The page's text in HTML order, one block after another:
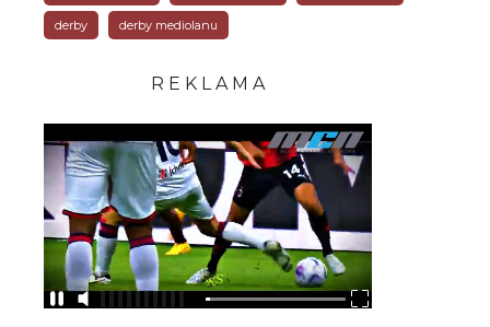
derby derby mediolanu
R E K L A M A